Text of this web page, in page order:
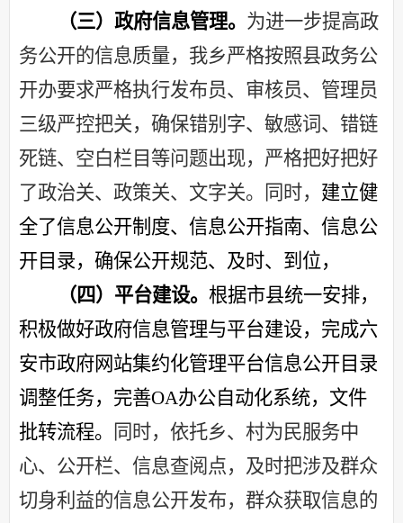
（三）政府信息管理。 为进一步提高政
务公开的信息质量， 我乡严格按照县政务公
开办要求严格执行发布员、审核员、管理员
三级严控把关，确保错别 字、敏感词、错链
死链、 空白栏目 等问题出现，严格把好把好
了政治关、政策关、文字关。
同时， 建立健
全了信息公开制度、信息公开指南、信息公
开目录，确保公开规范、及时、到位，
（四） 平台建设。 根据市县统一安排，
积极做好政府信息管理与平台建设，完成六
安市政府网站集约化管理平台信息公开目录
调整任务，完善OA办公自动化系统，文件
批转流程。 同时，依托乡、村为民服务中
心、公开栏、信息查阅点，及时把涉及群众
切身利益的信息公开发布，群众获取信息的